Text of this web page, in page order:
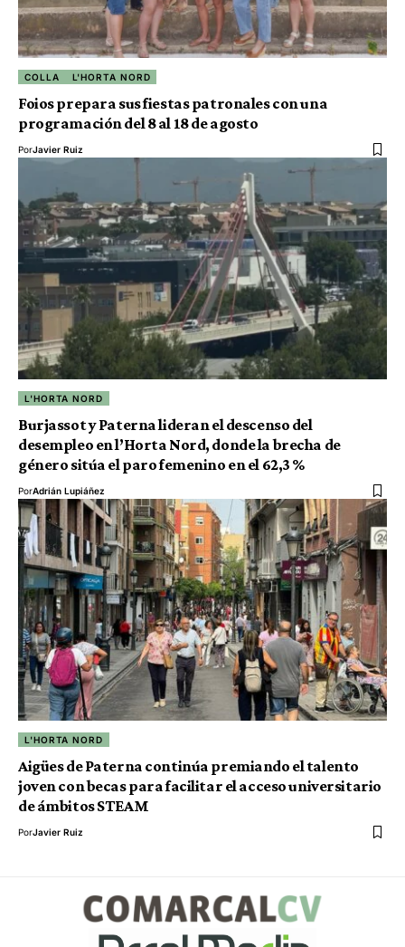
COLLA L'HORTA NORD
Foios prepara sus fiestas patronales con una
programación del 8 al 18 de agosto
PorJavier Ruiz
L'HORTA NORD
Burjassot y Paterna lideran el descenso del
desempleo en l’Horta Nord, donde la brecha de
género sitúa el paro femenino en el 62,3 %
PorAdrián Lupiáñez
L'HORTA NORD
Aigües de Paterna continúa premiando el talento
joven con becas para facilitar el acceso universitario
de ámbitos STEAM
PorJavier Ruiz